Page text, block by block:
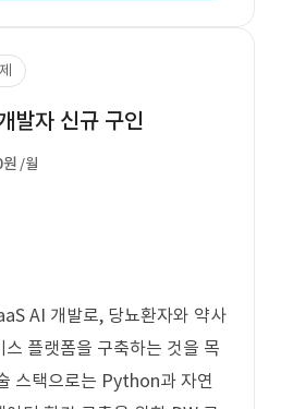
발자 신규 구인
/월
AI 개발로, 당뇨환자와 약사
플랫폼을 구축하는 것을 목
스택으로는 Python과 자연